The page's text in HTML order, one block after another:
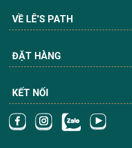
VỀ LÊ'S PATH
ĐẶT HÀNG
KẾT NỐI